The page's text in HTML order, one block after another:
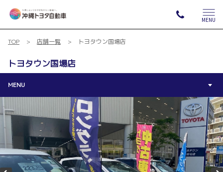
MENU
TOP 店舗一覧 トヨタウン国場店
トヨタウン国場店
MENU